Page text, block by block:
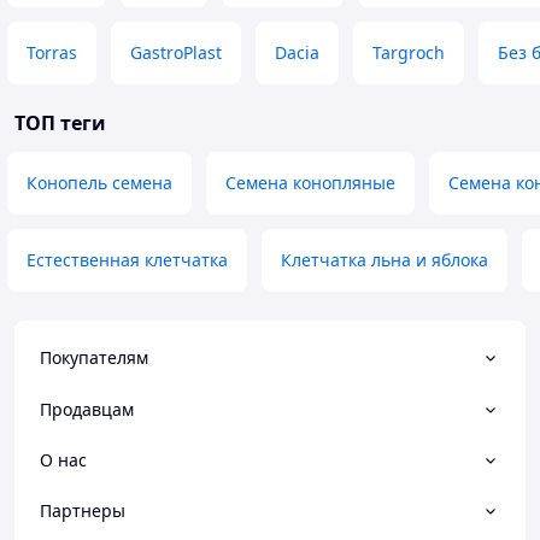
Torras GastroPlast Dacia Targroch Без
ТОП теги
Конопель семена Семена конопляные Семена
Естественная клетчатка Клетчатка льна и яблока
Покупателям
Продавцам
О нас
Партнеры